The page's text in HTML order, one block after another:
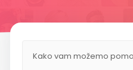
Kako vam možemo